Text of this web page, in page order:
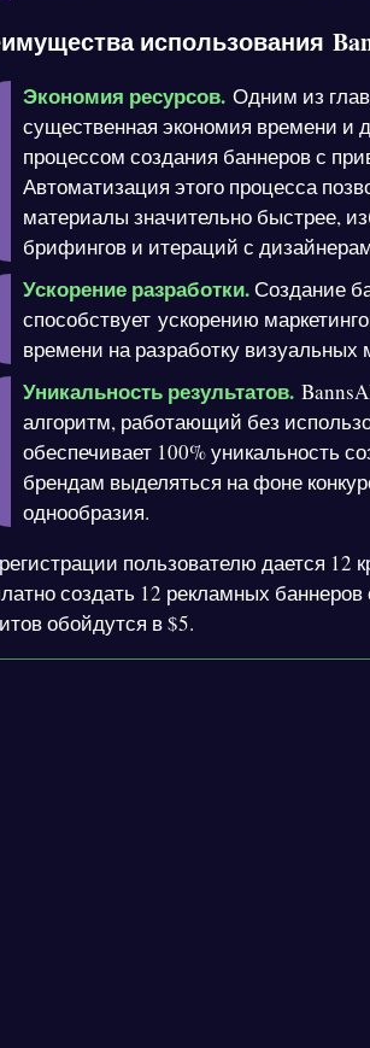
использования
Экономия ресурсов.Одним из
существенная экономия времени и
процессом создания баннеров с
Автоматизация этого процесса
материалы значительно быстрее,
брифингов и итераций с
Ускорение разработки.Создание
способствует ускорению
времени на разработку визуальных
Уникальность результатов.
алгоритм, работающий без
обеспечивает 100% уникальность
брендам выделяться на фоне
однообразия.
пользователю дается 12
создать 12 рекламных
обойдутся в $5.